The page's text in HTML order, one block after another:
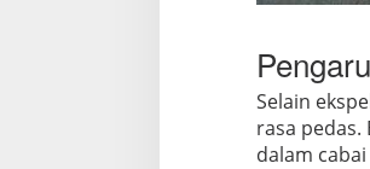
Selain
rasa
dalam